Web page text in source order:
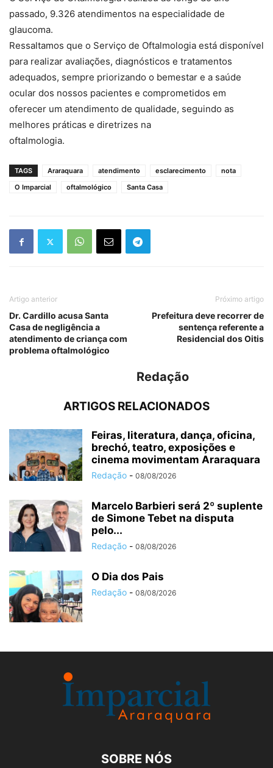
passado, 9.326 atendimentos na especialidade de
glaucoma.
Ressaltamos que o Serviço de Oftalmologia está disponível
para realizar avaliações, diagnósticos e tratamentos
adequados, sempre priorizando o bemestar e a saúde
ocular dos nossos pacientes e comprometidos em
oferecer um atendimento de qualidade, seguindo as
melhores práticas e diretrizes na
oftalmologia.
TAGS Araraquara atendimento esclarecimento
nota
O Imparcial
oftalmológico Santa Casa
Artigo anterior
Dr. Cardillo acusa Santa
Casa de negligência a
atendimento de criança com
problema oftalmológico
Próximo artigo
Prefeitura deve recorrer de
sentença referente a
Residencial dos Oitis
Redação
ARTIGOS RELACIONADOS
Feiras, literatura, dança, oficina,
brechó, teatro, exposições e
cinema movimentam Araraquara
Redação - 08/08/2026
Marcelo Barbieri será 2º suplente
de Simone Tebet na disputa
pelo...
Redação - 08/08/2026
O Dia dos Pais
Redação - 08/08/2026
SOBRE NÓS